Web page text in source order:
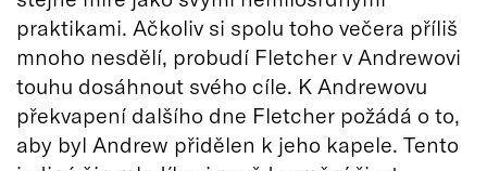
praktikami. Ačkoliv si spolu toho večera příliš
mnoho nesdělí, probudí Fletcher v Andrewovi
touhu dosáhnout svého cíle. K Andrewovu
překvapení dalšího dne Fletcher požádá o to,
aby byl Andrew přidělen k jeho kapele. Tento